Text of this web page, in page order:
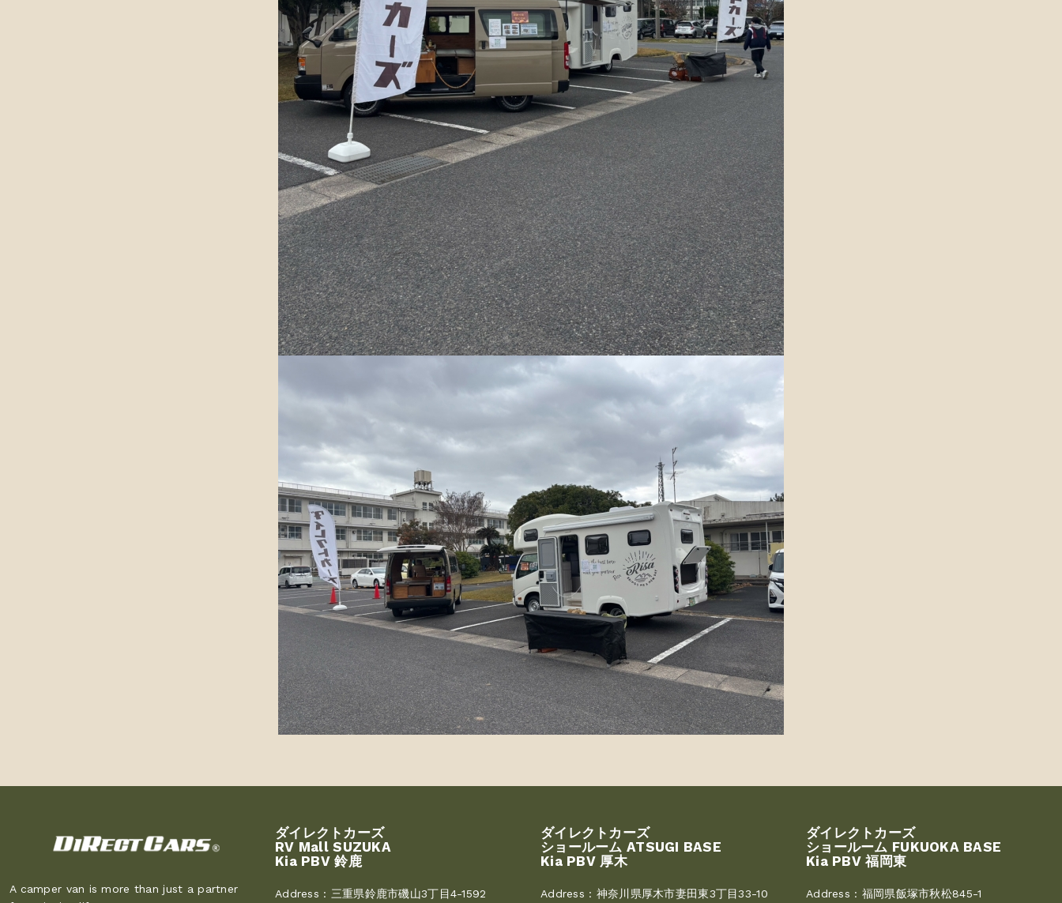
A camper van is more than just a partner
ダイレクトカーズ
RV Mall SUZUKA
Kia PBV 鈴鹿
Address : 三重県鈴鹿市磯山3丁目4-1592
ダイレクトカーズ
ショールーム ATSUGI BASE
Kia PBV 厚木
Address : 神奈川県厚木市妻田東3丁目33-10
ダイレクトカーズ
ショールーム FUKUOKA BASE
Kia PBV 福岡東
Address : 福岡県飯塚市秋松845-1